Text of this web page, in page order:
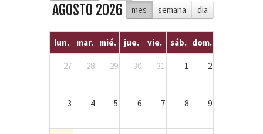
mes
semana dia
AGOSTO 2026
lun. mar. mié. jue. vie. sáb. dom.
27 28 29 30 31 1 2
3 4 5 6 7 8 9